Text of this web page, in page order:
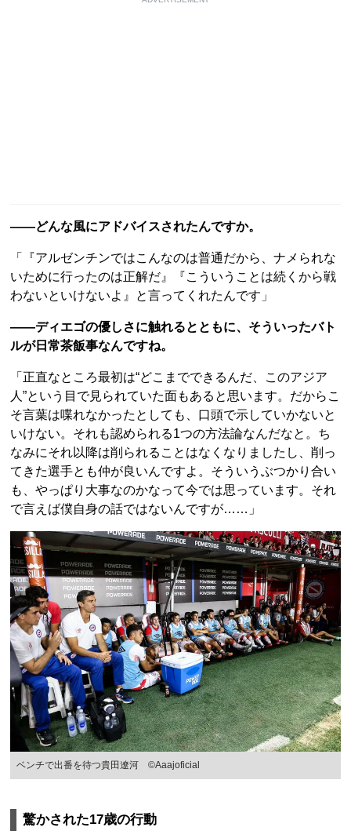
――どんな風にアドバイスされたんですか。
「『アルゼンチンではこんなのは普通だから、ナメられな
いために行ったのは正解だ』『こういうことは続くから戦
わないといけないよ』と言ってくれたんです」
――ディエゴの優しさに触れるとともに、そういったバト
ルが日常茶飯事なんですね。
「正直なところ最初は“どこまでできるんだ、このアジア
人”という目で見られていた面もあると思います。だからこ
そ言葉は喋れなかったとしても、口頭で示していかないと
いけない。それも認められる1つの方法論なんだなと。ち
なみにそれ以降は削られることはなくなりましたし、削っ
てきた選手とも仲が良いんですよ。そういうぶつかり合い
も、やっぱり大事なのかなって今では思っています。それ
で言えば僕自身の話ではないんですが……」
ベンチで出番を待つ貴田遼河 ©︎Aaajoficial
驚かされた17歳の行動